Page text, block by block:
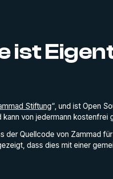
ist
Stiftung“, und ist Open
kann von jedermann
der Quellcode von Zammad
dass dies mit einer